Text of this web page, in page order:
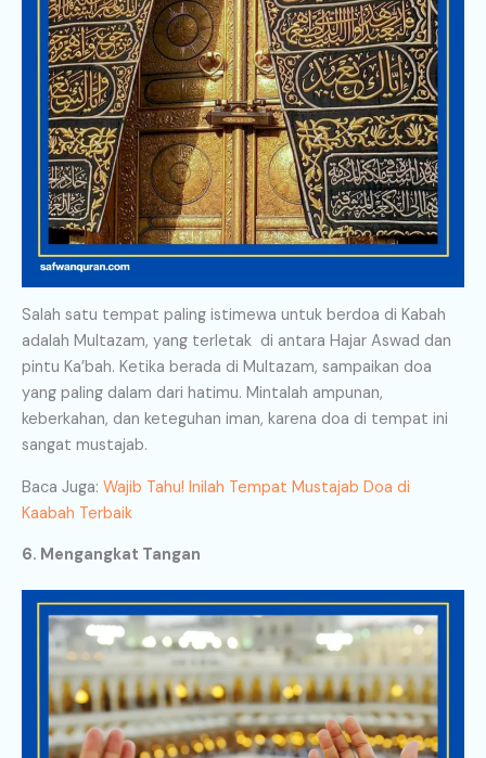
Salah satu tempat paling istimewa untuk berdoa di Kabah
adalah Multazam, yang terletak di antara Hajar Aswad dan
pintu Ka’bah. Ketika berada di Multazam, sampaikan doa
yang paling dalam dari hatimu. Mintalah ampunan,
keberkahan, dan keteguhan iman, karena doa di tempat ini
sangat mustajab.
Baca Juga: Wajib Tahu! Inilah Tempat Mustajab Doa di
Kaabah Terbaik
6. Mengangkat Tangan